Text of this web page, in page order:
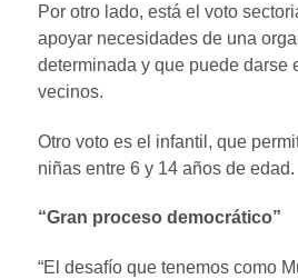
Por otro lado, está el voto
apoyar necesidades de una
determinada y que puede darse
vecinos.
Otro voto es el infantil, que
niñas entre 6 y 14 años de edad.
“Gran proceso democrático”
“El desafío que tenemos como